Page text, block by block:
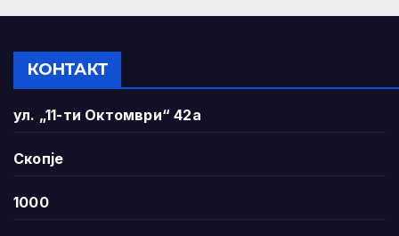
КОНТАКТ
ул. „11-ти Октомври“ 42а
Скопје
1000